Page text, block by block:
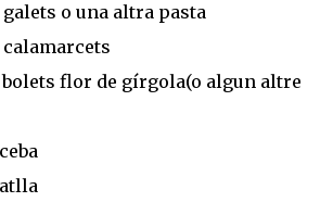
o una altra pasta
bolets flor de gírgola(o algun altre